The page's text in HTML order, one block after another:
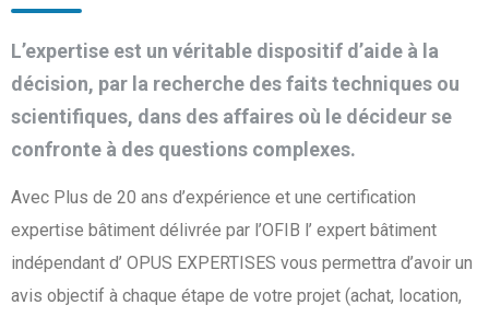
L’expertise est un véritable dispositif d’aide à la
décision, par la recherche des faits techniques ou
scientifiques, dans des affaires où le décideur se
confronte à des questions complexes.
Avec Plus de 20 ans d’expérience et une certification
expertise bâtiment délivrée par l’OFIB l’ expert bâtiment
indépendant d’ OPUS EXPERTISES vous permettra d’avoir un
avis objectif à chaque étape de votre projet (achat, location,